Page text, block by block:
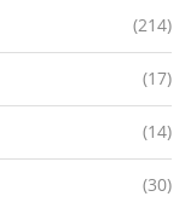
(214)
(17)
(14)
(30)